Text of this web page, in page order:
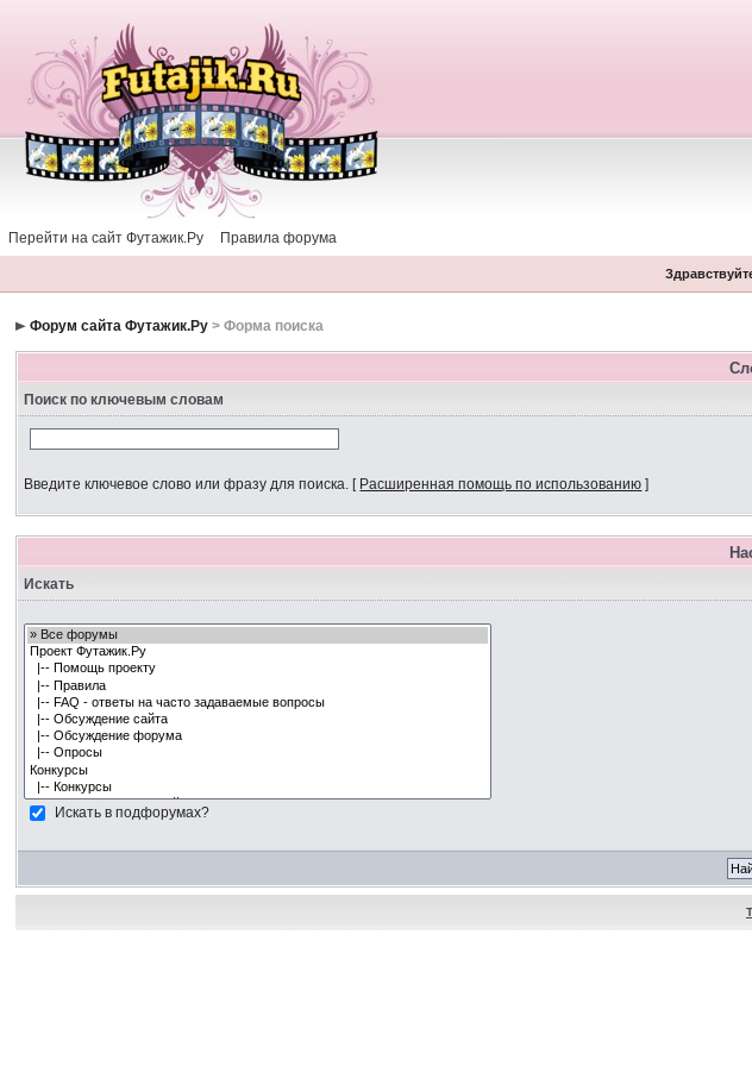
Перейти на сайт Футажик.Ру Правила форума
Форум сайта Футажик.Ру > Форма поиска
Поиск по ключевым словам
Введите ключевое слово или фразу для поиска. [ Расширенная помощь по использованию ]
Искать
Искать в подфорумах?